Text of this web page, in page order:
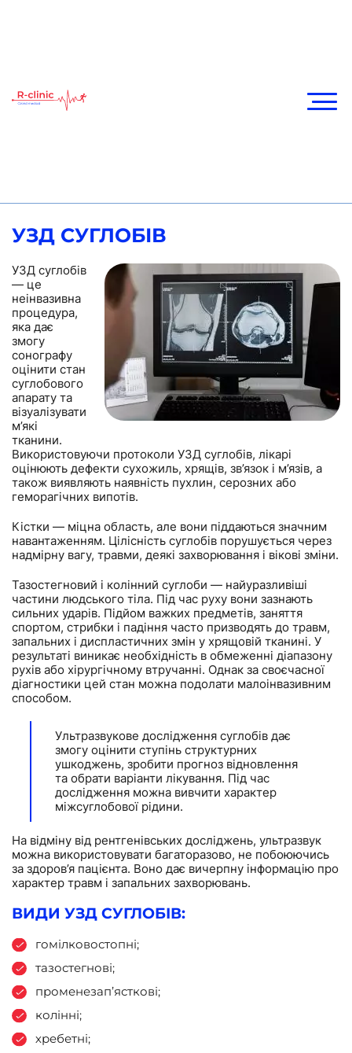
УЗД СУГЛОБІВ
УЗД суглобів
— це
неінвазивна
процедура,
яка дає
змогу
сонографу
оцінити стан
суглобового
апарату та
візуалізувати
м’які
тканини.
Використовуючи протоколи УЗД суглобів, лікарі
оцінюють дефекти сухожиль, хрящів, зв’язок і м’язів, а
також виявляють наявність пухлин, серозних або
геморагічних випотів.
Кістки — міцна область, але вони піддаються значним
навантаженням. Цілісність суглобів порушується через
надмірну вагу, травми, деякі захворювання і вікові зміни.
Тазостегновий і колінний суглоби — найуразливіші
частини людського тіла. Під час руху вони зазнають
сильних ударів. Підйом важких предметів, заняття
спортом, стрибки і падіння часто призводять до травм,
запальних і диспластичних змін у хрящовій тканині. У
результаті виникає необхідність в обмеженні діапазону
рухів або хірургічному втручанні. Однак за своєчасної
діагностики цей стан можна подолати малоінвазивним
способом.
Ультразвукове дослідження суглобів дає
змогу оцінити ступінь структурних
ушкоджень, зробити прогноз відновлення
та обрати варіанти лікування. Під час
дослідження можна вивчити характер
міжсуглобової рідини.
На відміну від рентгенівських досліджень, ультразвук
можна використовувати багаторазово, не побоюючись
за здоров’я пацієнта. Воно дає вичерпну інформацію про
характер травм і запальних захворювань.
ВИДИ УЗД СУГЛОБІВ:
гомілковостопні;
тазостегнові;
променезап’ясткові;
колінні;
хребетні;